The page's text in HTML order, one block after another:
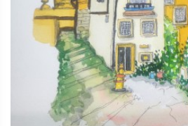
어반스케치
2025.12.16오산한국문화센터